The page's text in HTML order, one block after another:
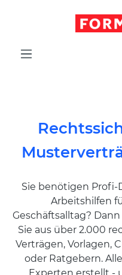
Sie benötigen
Arbeitshilfen
Geschäftsalltag?
Sie aus über 2.000
Verträgen, Vorlagen,
oder Ratgebern.